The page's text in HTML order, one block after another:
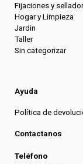
Fijaciones y
Hogar y Limpieza
Jardin
Taller
Sin categorizar
Ayuda
Política de
Contactanos
Teléfono